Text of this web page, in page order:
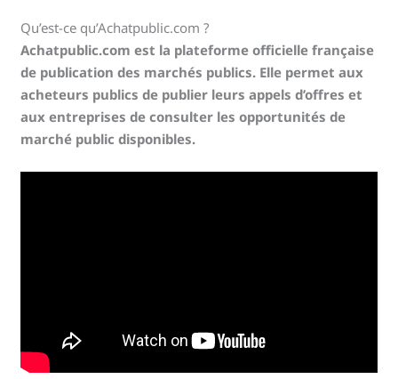
Qu’est-ce qu’Achatpublic.com ?
Achatpublic.com est la plateforme officielle française
de publication des marchés publics. Elle permet aux
acheteurs publics de publier leurs appels d’offres et
aux entreprises de consulter les opportunités de
marché public disponibles.